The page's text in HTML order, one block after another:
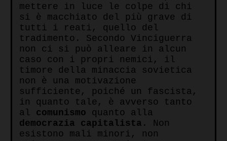
mettere in luce le colpe di chi
si è macchiato del più grave di
tutti i reati, quello del
tradimento. Secondo Vinciguerra
non ci si può alleare in alcun
caso con i propri nemici, il
timore della minaccia sovietica
non è una motivazione
sufficiente, poiché un fascista,
in quanto tale, è avverso tanto
al comunismo quanto alla
democrazia capitalista . Non
esistono mali minori, non